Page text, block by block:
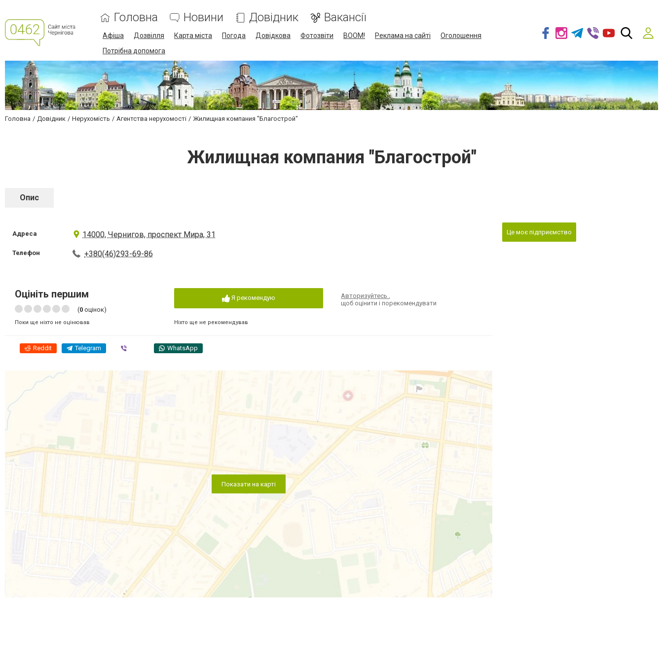
Головна Новини Довідник Вакансії
Афіша Дозвілля Карта міста Погода Довідкова Фотозвіти BOOM! Реклама на сайті
Оголошення
Потрібна допомога
Головна Довідник Нерухомість Агентства нерухомості Жилищная компания "Благострой"
Жилищная компания "Благострой"
Опис
Адреса 14000, Чернигов, проспект Мира, 31
Телефон +380(46)293-69-86
Оцініть першим
(0 оцінок)
Поки ще ніхто не оцінював
Я рекомендую
Ніхто ще не рекомендував
Авторизуйтесь,
щоб оцінити і порекомендувати
Reddit Telegram WhatsApp
Показати на карті
Це моє підприємство